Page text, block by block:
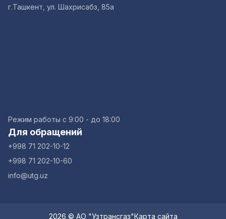
г.Ташкент, ул. Шахрисабз, 85а
Режим работы с 9:00 - до 18:00
Для обращений
+998 71 202-10-12
+998 71 202-10-60
info@utg.uz
2026 © АО "Узтрансгаз"Карта сайта